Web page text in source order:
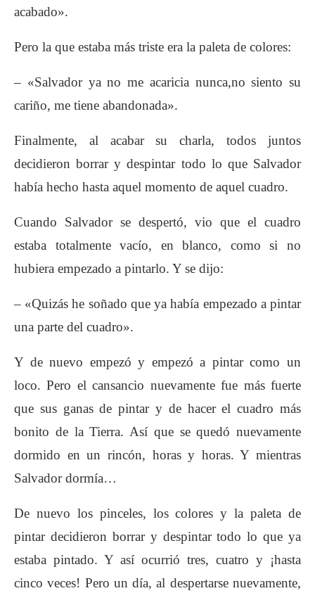
acabado».
Pero la que estaba más triste era la paleta de colores:
– «Salvador ya no me acaricia nunca,no siento su
cariño, me tiene abandonada».
Finalmente, al acabar su charla, todos juntos
decidieron borrar y despintar todo lo que Salvador
había hecho hasta aquel momento de aquel cuadro.
Cuando Salvador se despertó, vio que el cuadro
estaba totalmente vacío, en blanco, como si no
hubiera empezado a pintarlo. Y se dijo:
– «Quizás he soñado que ya había empezado a pintar
una parte del cuadro».
Y de nuevo empezó y empezó a pintar como un
loco. Pero el cansancio nuevamente fue más fuerte
que sus ganas de pintar y de hacer el cuadro más
bonito de la Tierra. Así que se quedó nuevamente
dormido en un rincón, horas y horas. Y mientras
Salvador dormía…
De nuevo los pinceles, los colores y la paleta de
pintar decidieron borrar y despintar todo lo que ya
estaba pintado. Y así ocurrió tres, cuatro y ¡hasta
cinco veces! Pero un día, al despertarse nuevamente,